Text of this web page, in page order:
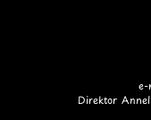
e-
Direktor